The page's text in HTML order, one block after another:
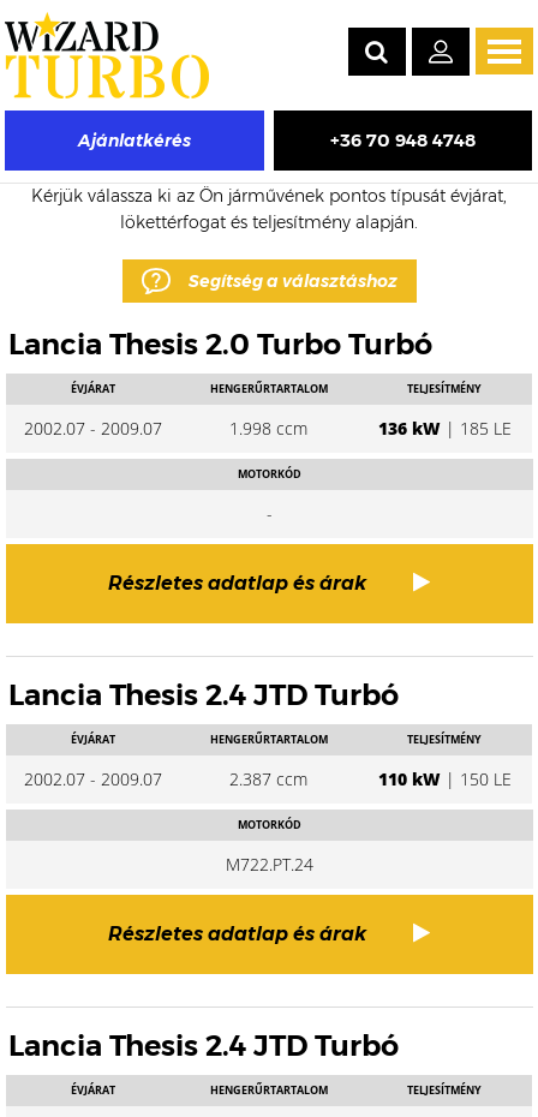
Ajánlatkérés +36 70 948 4748
Lancia Thesis eladó turbó árak
Kérjük válassza ki az Ön járművének pontos típusát évjárat,
lökettérfogat és teljesítmény alapján.
Segítség a választáshoz
Lancia Thesis 2.0 Turbo Turbó
ÉVJÁRAT
2002.07 - 2009.07
HENGERŰRTARTALOM
1.998 ccm
TELJESÍTMÉNY
136 kW| 185 LE
MOTORKÓD
-
Részletes adatlap és árak
Lancia Thesis 2.4 JTD Turbó
ÉVJÁRAT
2002.07 - 2009.07
HENGERŰRTARTALOM
2.387 ccm
TELJESÍTMÉNY
110 kW| 150 LE
MOTORKÓD
M722.PT.24
Részletes adatlap és árak
Lancia Thesis 2.4 JTD Turbó
ÉVJÁRAT HENGERŰRTARTALOM TELJESÍTMÉNY